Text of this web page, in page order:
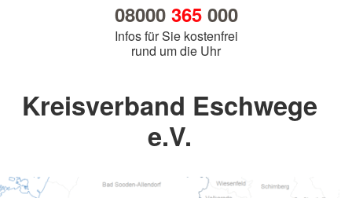
08000 365000
Infos für Sie kostenfrei
rund um die Uhr
Kreisverband Eschwege
e.V.